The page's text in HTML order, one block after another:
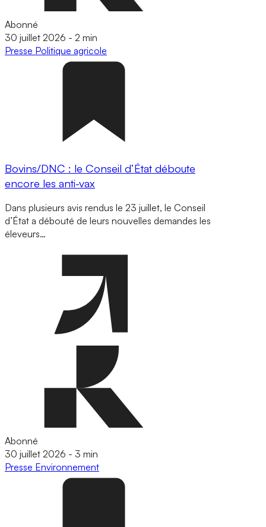
Abonné
30 juillet 2026 - 2 min
Presse Politique agricole
Bovins/DNC : le Conseil d’État déboute
encore les anti-vax
Dans plusieurs avis rendus le 23 juillet, le Conseil
d’État a débouté de leurs nouvelles demandes les
éleveurs…
Abonné
30 juillet 2026 - 3 min
Presse Environnement